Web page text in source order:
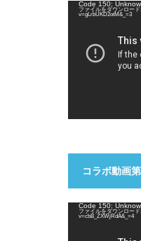
動 Code 150:
ファイルをダウンロード
v=gLrbUKD2otM&_=3
コラボ動画
Code 150:
ファイルをダウンロード
v=cbB_ZXWjRdA&_=4